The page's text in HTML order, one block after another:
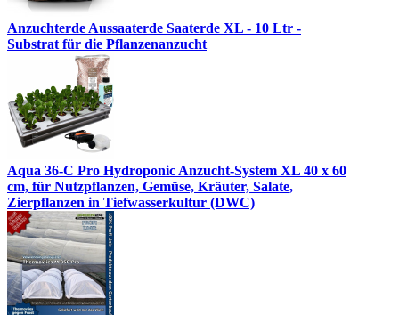
Anzuchterde Aussaaterde Saaterde XL - 10 Ltr -
Substrat für die Pflanzenanzucht
Aqua 36-C Pro Hydroponic Anzucht-System XL 40 x 60
cm, für Nutzpflanzen, Gemüse, Kräuter, Salate,
Zierpflanzen in Tiefwasserkultur (DWC)